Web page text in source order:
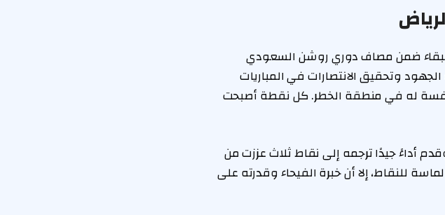
ضمن مصاف دوري روشن السعودي
وتحقيق الانتصارات في المباريات
له في منطقة الخطر. كل نقطة أصبحت
أداءً جيدًا ترجمه إلى نقاط ثلاث عززت من
للنقاط، إلا أن خبرة الفيحاء وقدرته على